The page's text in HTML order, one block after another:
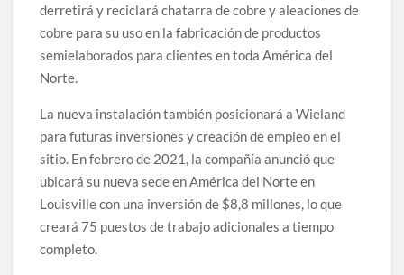
derretirá y reciclará chatarra de cobre y aleaciones de
cobre para su uso en la fabricación de productos
semielaborados para clientes en toda América del
Norte.
La nueva instalación también posicionará a Wieland
para futuras inversiones y creación de empleo en el
sitio. En febrero de 2021, la compañía anunció que
ubicará su nueva sede en América del Norte en
Louisville con una inversión de $8,8 millones, lo que
creará 75 puestos de trabajo adicionales a tiempo
completo.